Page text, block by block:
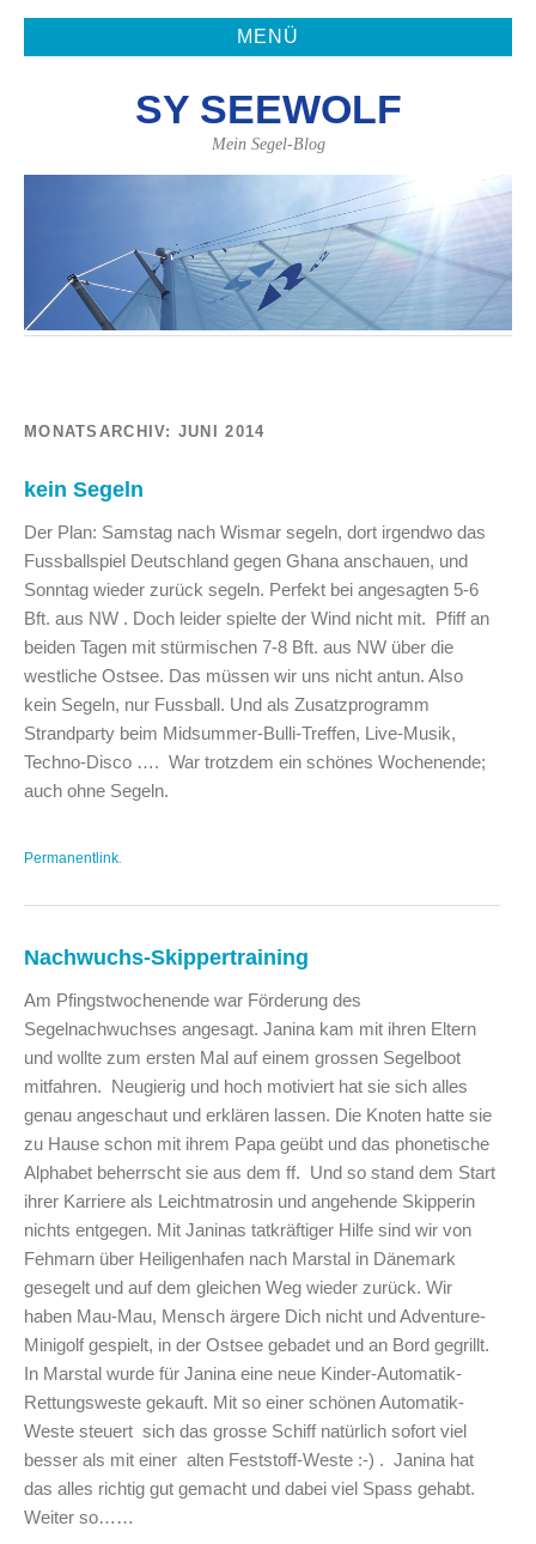
MENÜ
SY SEEWOLF
Mein Segel-Blog
MONATSARCHIV: JUNI 2014
kein Segeln
Der Plan: Samstag nach Wismar segeln, dort irgendwo das
Fussballspiel Deutschland gegen Ghana anschauen, und
Sonntag wieder zurück segeln. Perfekt bei angesagten 5-6
Bft. aus NW . Doch leider spielte der Wind nicht mit. Pfiff an
beiden Tagen mit stürmischen 7-8 Bft. aus NW über die
westliche Ostsee. Das müssen wir uns nicht antun. Also
kein Segeln, nur Fussball. Und als Zusatzprogramm
Strandparty beim Midsummer-Bulli-Treffen, Live-Musik,
Techno-Disco …. War trotzdem ein schönes Wochenende;
auch ohne Segeln.
Permanentlink
Nachwuchs-Skippertraining
Am Pfingstwochenende war Förderung des
Segelnachwuchses angesagt. Janina kam mit ihren Eltern
und wollte zum ersten Mal auf einem grossen Segelboot
mitfahren. Neugierig und hoch motiviert hat sie sich alles
genau angeschaut und erklären lassen. Die Knoten hatte sie
zu Hause schon mit ihrem Papa geübt und das phonetische
Alphabet beherrscht sie aus dem ff. Und so stand dem Start
ihrer Karriere als Leichtmatrosin und angehende Skipperin
nichts entgegen. Mit Janinas tatkräftiger Hilfe sind wir von
Fehmarn über Heiligenhafen nach Marstal in Dänemark
gesegelt und auf dem gleichen Weg wieder zurück. Wir
haben Mau-Mau, Mensch ärgere Dich nicht und Adventure-
Minigolf gespielt, in der Ostsee gebadet und an Bord gegrillt.
In Marstal wurde für Janina eine neue Kinder-Automatik-
Rettungsweste gekauft. Mit so einer schönen Automatik-
Weste steuert sich das grosse Schiff natürlich sofort viel
besser als mit einer alten Feststoff-Weste :-) . Janina hat
das alles richtig gut gemacht und dabei viel Spass gehabt.
Weiter so……